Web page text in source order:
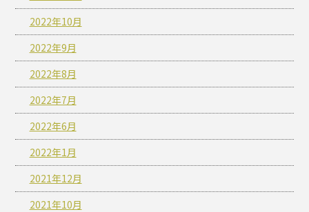
2022年10月
2022年9月
2022年8月
2022年7月
2022年6月
2022年1月
2021年12月
2021年10月